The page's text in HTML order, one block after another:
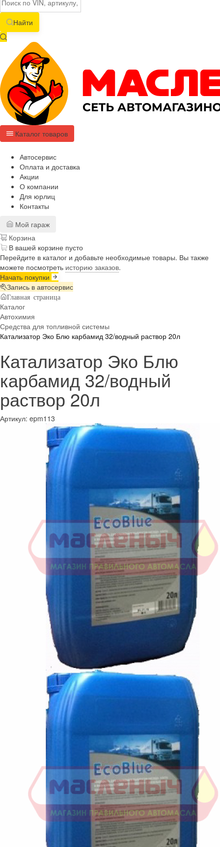
Найти
Каталог товаров
Автосервис
Оплата и доставка
Акции
О компании
Для юрлиц
Контакты
Мой гараж
Корзина
В вашей корзине пусто
Перейдите в каталог и добавьте необходимые товары. Вы также
можете посмотреть историю заказов.
Начать покупки
Запись в автосервис
Главная страница
Каталог
Автохимия
Средства для топливной системы
Катализатор Эко Блю карбамид 32/водный раствор 20л
Катализатор Эко Блю
карбамид 32/водный
раствор 20л
Артикул: epm113